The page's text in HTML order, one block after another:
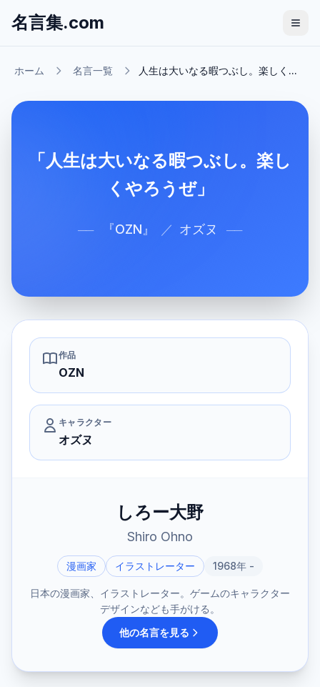
名言集.com
ホーム 名言一覧 人生は大いなる暇つぶし。楽しく...
「人生は大いなる暇つぶし。楽し
くやろうぜ」
── 『OZN 』 ／ オズヌ ──
作品
OZN
キャラクター
オズヌ
しろー大野
Shiro Ohno
漫画家 イラストレーター 1968年 -
日本の漫画家、イラストレーター。ゲームのキャラクター
デザインなども手がける。
他の名言を見る